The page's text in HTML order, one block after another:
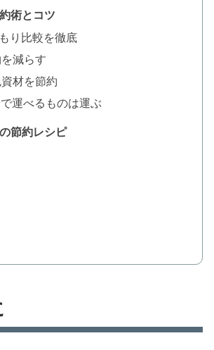
術とコツ
り比較を徹底
減らす
材を節約
運べるものは運ぶ
節約レシピ